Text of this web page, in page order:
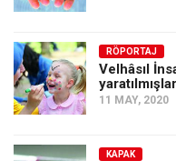
Amerika
Avustralya
Tarih
Düşünce
RÖPORTAJ
Velhâsıl
11 MAY, 2020
KAPAK